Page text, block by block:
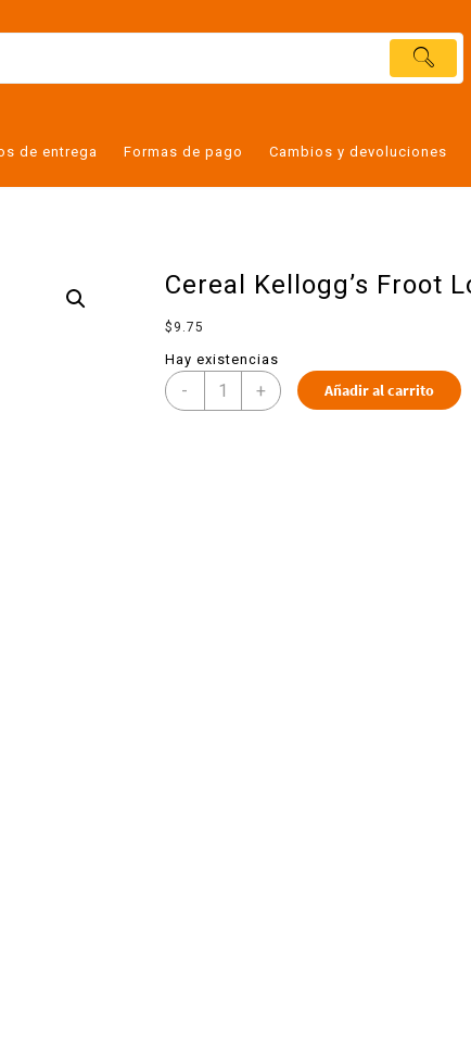
de entrega Formas de pago Cambios y devoluciones
Cereal Kellogg’s Froot
$ 9.75
Hay existencias
- + Añadir al carrito